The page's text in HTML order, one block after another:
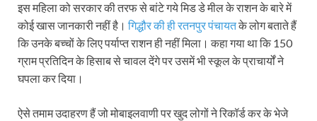
इस महिला को सरकार की तरफ से बांटे गये मिड डे मील के राशन के बारे में
कोई खास जानकारी नहीं है।गिद्धौर की ही रतनपुर पंचायतके लोग बताते हैं
कि उनके बच्चों के लिए पर्याप्त राशन ही नहीं मिला। कहा गया था कि 150
ग्राम प्रतिदिन के हिसाब से चावल देंगे पर उसमें भी स्कूल के प्राचार्यों ने
घपला कर दिया।
ऐसे तमाम उदाहरण हैं जो मोबाइलवाणी पर खुद लोगों ने रिकॉर्ड कर के भेजे